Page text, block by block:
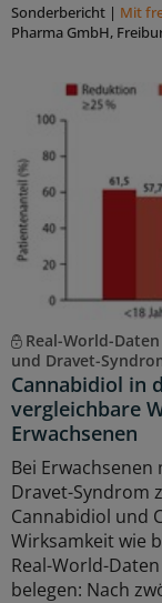
Sonderbericht | Mit
Pharma GmbH,
Real-World-
und Dravet-
Cannabidiol in
vergleichbare
Erwachsenen
Bei
Dravet-Syndrom
Cannabidiol und
Wirksamkeit wie
Real-World-
belegen: Nach